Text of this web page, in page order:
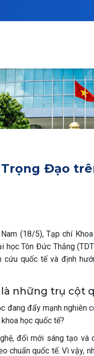
Trọng Đạo
(18/5), Tạp chí
học Tôn Đức Thắng
quốc tế và định
những trụ cột
đang đẩy mạnh nghiên
học quốc tế?
đổi mới sáng tạo và
quốc tế. Vì vậy,